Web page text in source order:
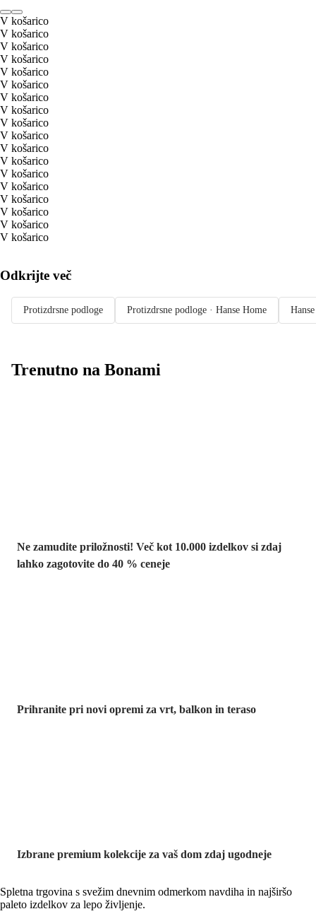
V košarico
V košarico
V košarico
V košarico
V košarico
V košarico
V košarico
V košarico
V košarico
V košarico
V košarico
V košarico
V košarico
V košarico
V košarico
V košarico
V košarico
V košarico
Odkrijte več
Protizdrsne podloge Protizdrsne podloge · Hanse Home
Trenutno na Bonami
Ne zamudite priložnosti! Več kot 10.000 izdelkov si zdaj
lahko zagotovite do 40 % ceneje
Prihranite pri novi opremi za vrt, balkon in teraso
Izbrane premium kolekcije za vaš dom zdaj ugodneje
Spletna trgovina s svežim dnevnim odmerkom navdiha in najširšo
paleto izdelkov za lepo življenje.